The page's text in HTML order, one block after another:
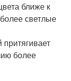
ближе к
светлые
более